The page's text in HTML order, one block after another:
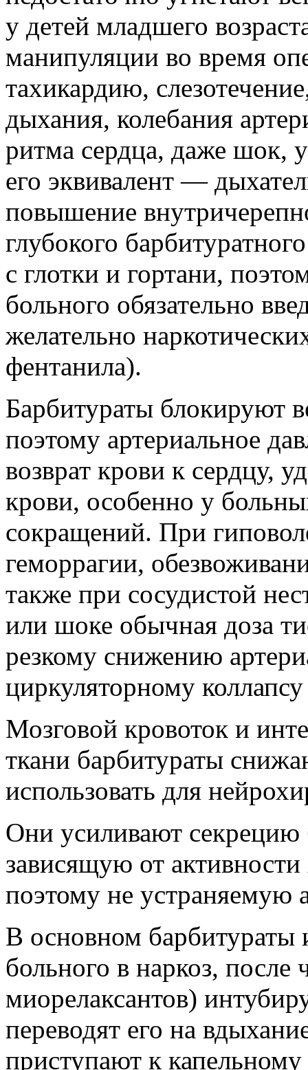
у детей младшего
манипуляции во время
тахикардию,
дыхания, колебания
ритма сердца, даже шок,
его эквивалент —
повышение
глубокого
с глотки и гортани,
больного обязательно
желательно
фентанила).
Барбитураты блокируют
поэтому артериальное
возврат крови к сердцу,
крови, особенно у
сокращений. При
геморрагии,
также при сосудистой
или шоке обычная доза
резкому снижению
циркуляторному
Мозговой кровоток и
ткани барбитураты
использовать для
Они усиливают
зависящую от
поэтому не устраняемую
В основном барбитураты
больного в наркоз, после
миорелаксантов)
переводят его на
приступают к